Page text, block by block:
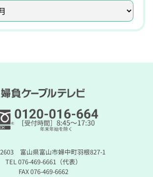
富山県富山市婦中町羽根827-1
TEL 076-469-6661（代表）
FAX 076-469-6662